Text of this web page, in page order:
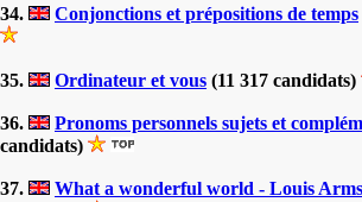
34. Conjonctions et prépositions de temps
35. Ordinateur et vous (11 317 candidats)
36. Pronoms personnels sujets et
candidats)
37. What a wonderful world - Louis